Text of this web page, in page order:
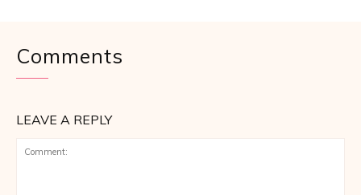
Comments
LEAVE A REPLY